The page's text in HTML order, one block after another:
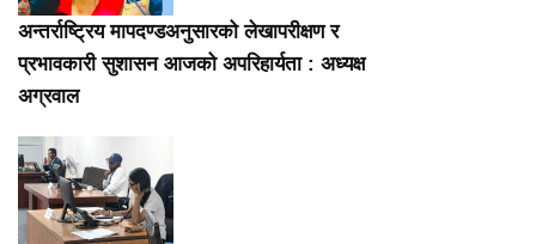
अन्तर्राष्ट्रिय मापदण्डअनुसारको लेखापरीक्षण र
प्रभावकारी सुशासन आजको अपरिहार्यता : अध्यक्ष
अग्रवाल